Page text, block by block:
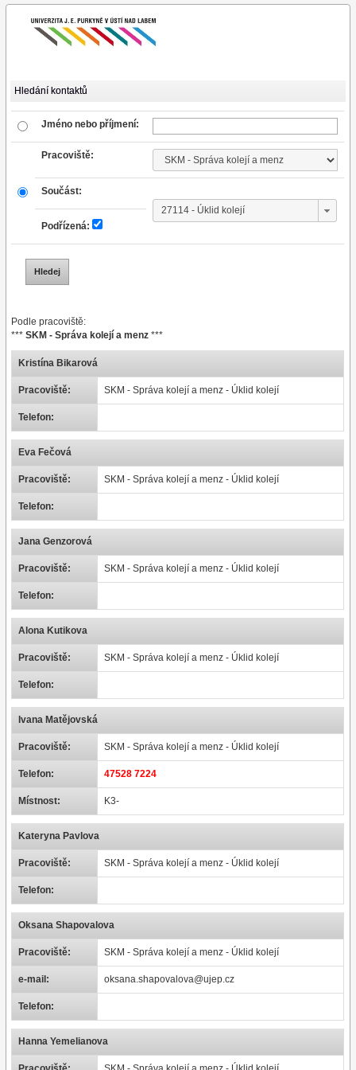
Hledání kontaktů
Jméno nebo příjmení:
Pracoviště:
Součást:
Podřízená:
Podle pracoviště:
*** SKM - Správa kolejí a menz***
Kristína Bikarová
Pracoviště: SKM - Správa kolejí a menz - Úklid kolejí
Telefon:
Eva Fečová
Pracoviště: SKM - Správa kolejí a menz - Úklid kolejí
Telefon:
Jana Genzorová
Pracoviště: SKM - Správa kolejí a menz - Úklid kolejí
Telefon:
Alona Kutikova
Pracoviště: SKM - Správa kolejí a menz - Úklid kolejí
Telefon:
Ivana Matějovská
Pracoviště: SKM - Správa kolejí a menz - Úklid kolejí
Telefon: 47528 7224
Místnost: K3-
Kateryna Pavlova
Pracoviště: SKM - Správa kolejí a menz - Úklid kolejí
Telefon:
Oksana Shapovalova
Pracoviště: SKM - Správa kolejí a menz - Úklid kolejí
e-mail: oksana.shapovalova@ujep.cz
Telefon:
Hanna Yemelianova